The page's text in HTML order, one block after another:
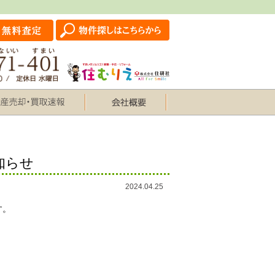
らせ
2024.04.25